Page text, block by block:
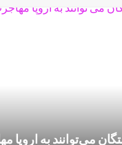
می‌توانند به اروپا